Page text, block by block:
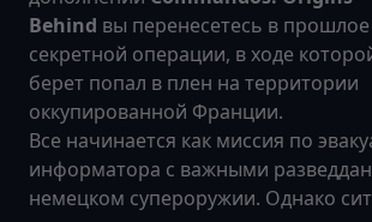
Behind вы перенесетесь в прошлое
секретной операции, в ходе
берет попал в плен на территории
оккупированной Франции.
Все начинается как миссия по
информатора с важными
немецком супероружии. Однако